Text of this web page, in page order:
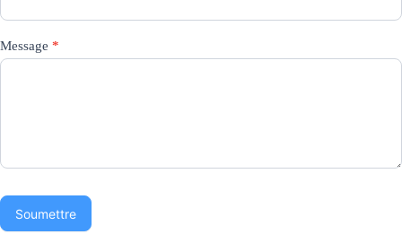
Message *
Soumettre